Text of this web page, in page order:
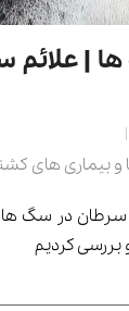
|
بیماری های
سرطان در سگ ها
کردیم